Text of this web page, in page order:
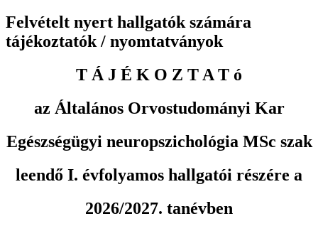
Felvételt nyert hallgatók számára
tájékoztatók / nyomtatványok
T Á J É K O Z T A T ó
az Általános Orvostudományi Kar
Egészségügyi neuropszichológia MSc szak
leendő I. évfolyamos hallgatói részére a
2026/2027. tanévben